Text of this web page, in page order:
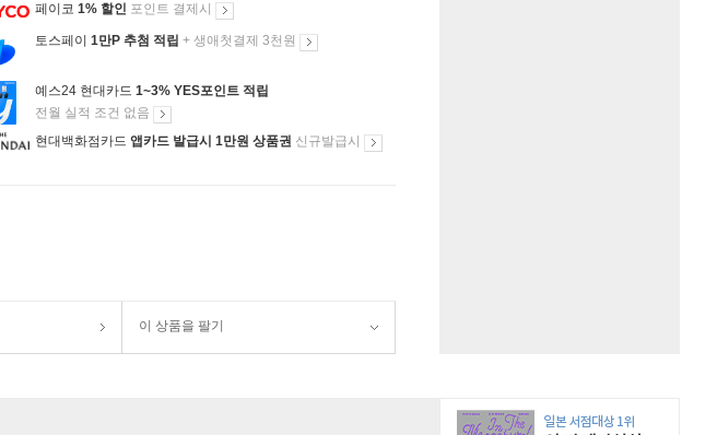
페이코 1% 할인 포인트 결제시
토스페이 1만P 추첨 적립 + 생애첫결제 3천원
예스24 현대카드 1~3% YES포인트 적립
전월 실적 조건 없음
현대백화점카드 앱카드 발급시 1만원 상품권 신규발급시
이 상품을 팔기